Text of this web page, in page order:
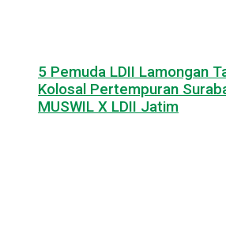
5 Pemuda LDII Lamongan
Kolosal Pertempuran
MUSWIL X LDII Jatim